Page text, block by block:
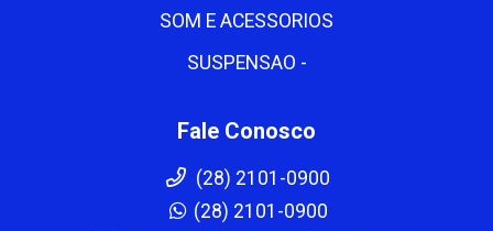
SOM E ACESSORIOS
SUSPENSAO -
Fale Conosco
(28) 2101-0900
(28) 2101-0900